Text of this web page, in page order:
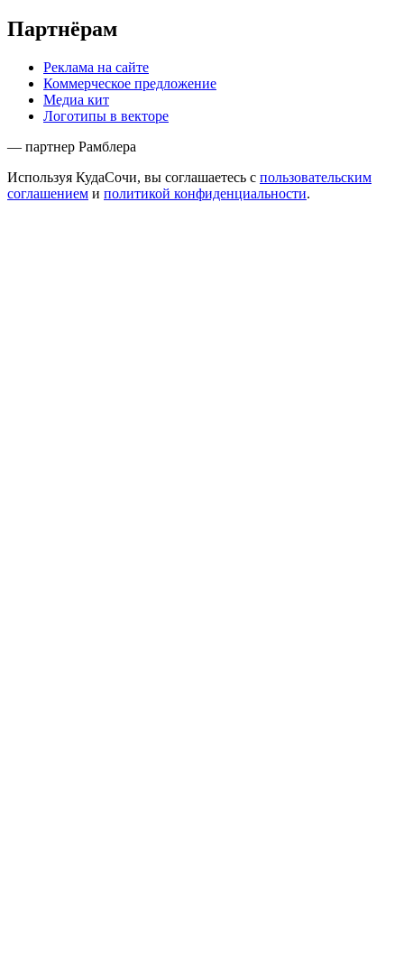
Партнёрам
Реклама на сайте
Коммерческое предложение
Медиа кит
Логотипы в векторе
— партнер Рамблера
Используя КудаСочи, вы соглашаетесь с пользовательским
соглашением и политикой конфиденциальности.